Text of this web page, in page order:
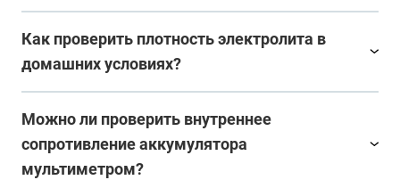
Как проверить плотность электролита в
домашних условиях?
Можно ли проверить внутреннее
сопротивление аккумулятора
мультиметром?